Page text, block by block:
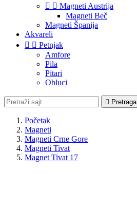
  Magneti Austrija
Magneti Beč
Magneti Španija
Akvareli
  Petnjak
Amfore
Pila
Pitari
Obluci
 Pretraga
Početak
Magneti
Magneti Crne Gore
Magneti Tivat
Magnet Tivat 17